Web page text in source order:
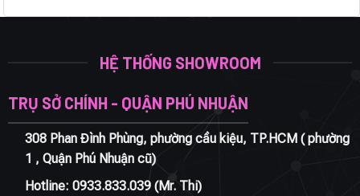
HỆ THỐNG SHOWROOM
TRỤ SỞ CHÍNH - QUẬN PHÚ NHUẬN
308 Phan Đình Phùng, phường cầu kiệu, TP.HCM ( phường
1 , Quận Phú Nhuận cũ)
Hotline: 0933.833.039(Mr. Thi)